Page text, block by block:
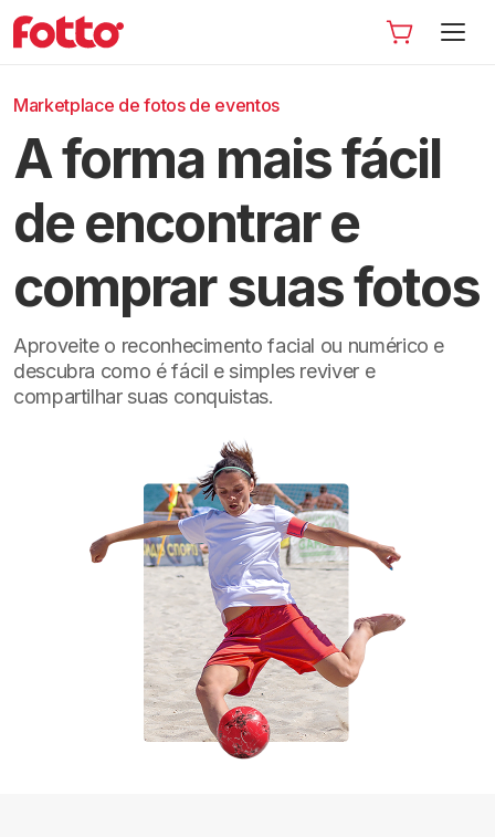
Marketplace de fotos de eventos
A forma mais fácil
de encontrar e
comprar suas fotos
Aproveite o reconhecimento facial ou numérico e
descubra como é fácil e simples reviver e
compartilhar suas conquistas.